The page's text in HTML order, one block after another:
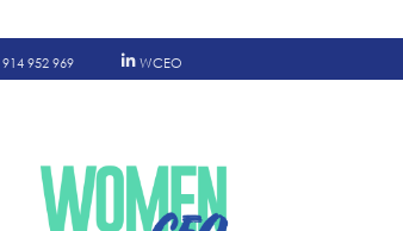
914 952 969 WCEO